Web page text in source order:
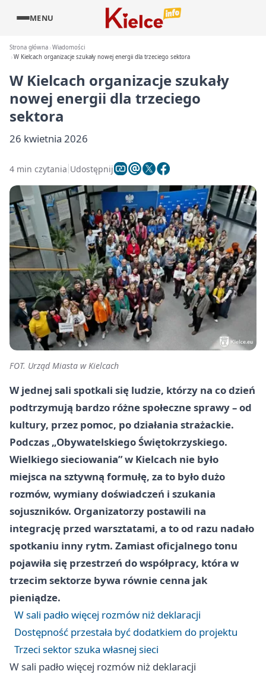
MENU
Strona główna Wiadomości
W Kielcach organizacje szukały nowej energii dla trzeciego sektora
W Kielcach organizacje szukały
nowej energii dla trzeciego
sektora
26 kwietnia 2026
4 min czytania Udostępnij
FOT. Urząd Miasta w Kielcach
W jednej sali spotkali się ludzie, którzy na co dzień
podtrzymują bardzo różne społeczne sprawy – od
kultury, przez pomoc, po działania strażackie.
Podczas „Obywatelskiego Świętokrzyskiego.
Wielkiego sieciowania” w Kielcach nie było
miejsca na sztywną formułę, za to było dużo
rozmów, wymiany doświadczeń i szukania
sojuszników. Organizatorzy postawili na
integrację przed warsztatami, a to od razu nadało
spotkaniu inny rytm. Zamiast oficjalnego tonu
pojawiła się przestrzeń do współpracy, która w
trzecim sektorze bywa równie cenna jak
pieniądze.
W sali padło więcej rozmów niż deklaracji
Dostępność przestała być dodatkiem do projektu
Trzeci sektor szuka własnej sieci
W sali padło więcej rozmów niż deklaracji